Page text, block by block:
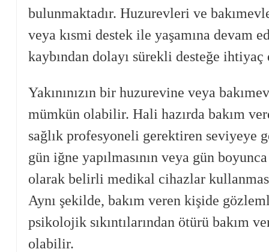
bulunmaktadır. Huzurevleri ve
veya kısmi destek ile yaşamına
kaybından dolayı sürekli desteğe
Yakınınızın bir huzurevine veya
mümkün olabilir. Hali hazırda bakım
sağlık profesyoneli gerektiren seviyeye
gün iğne yapılmasının veya gün
olarak belirli medikal cihazlar
Aynı şekilde, bakım veren kişide
psikolojik sıkıntılarından ötürü bakım
olabilir.